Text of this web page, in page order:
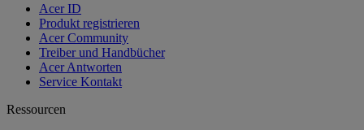
Acer ID
Produkt registrieren
Acer Community
Treiber und Handbücher
Acer Antworten
Service Kontakt
Ressourcen